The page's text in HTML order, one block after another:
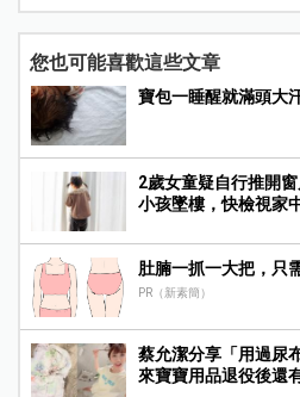
您也可能喜歡這些文章
寶包一睡醒就滿頭大
2歲女童疑自行推開
小孩墜樓，快檢視家
肚腩一抓一大把，只
PR（新素簡）
蔡允潔分享「用過尿
來寶寶用品退役後還